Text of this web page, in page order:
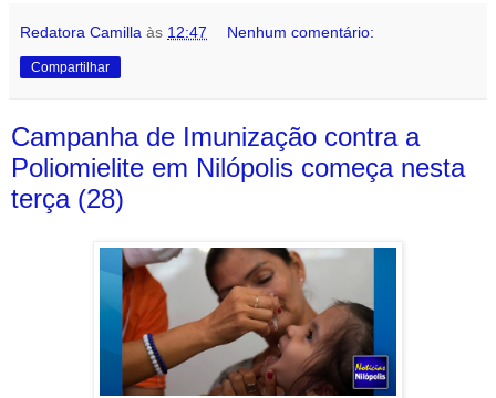
Redatora Camilla às 12:47 Nenhum comentário:
Compartilhar
Campanha de Imunização contra a
Poliomielite em Nilópolis começa nesta
terça (28)